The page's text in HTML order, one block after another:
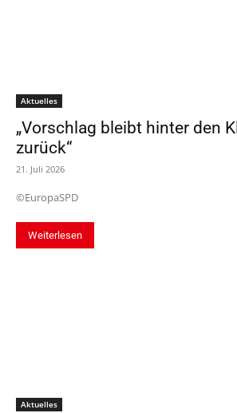
Aktuelles
„Vorschlag bleibt hinter den
zurück“
21. Juli 2026
©EuropaSPD
Weiterlesen
Aktuelles